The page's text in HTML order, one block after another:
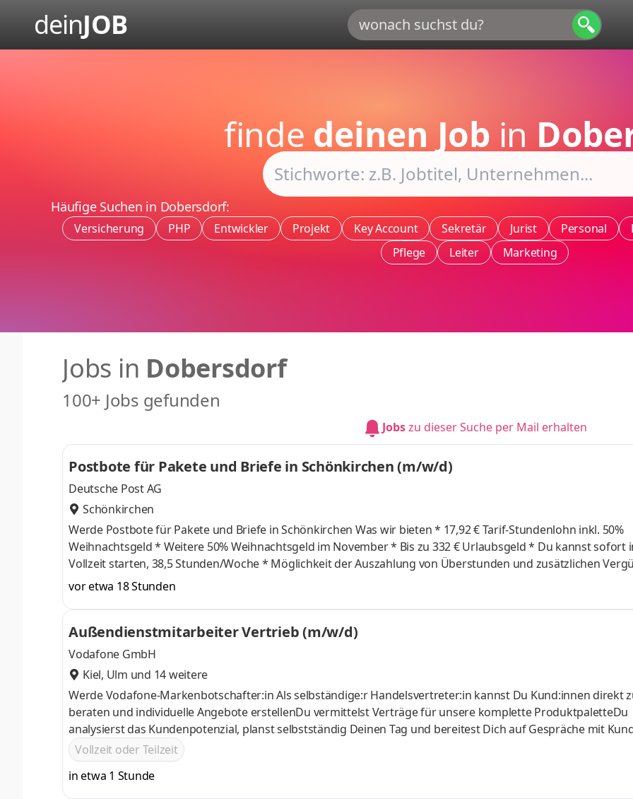
deinJOB
finde deinen Job in
Häufige Suchen in Dobersdorf:
Versicherung PHP Entwickler Projekt Key Account Sekretär Jurist Personal
Pflege
Leiter Marketing
Jobs in Dobersdorf
100+ Jobs gefunden
Jobszu dieser Suche per Mail erhalten
Postbote für Pakete und Briefe in Schönkirchen (m/w/d)
Deutsche Post AG
Schönkirchen
Werde Postbote für Pakete und Briefe in Schönkirchen Was wir bieten * 17,92 € Tarif-Stundenlohn inkl. 50%
Weihnachtsgeld * Weitere 50% Weihnachtsgeld im November * Bis zu 332 € Urlaubsgeld * Du kannst sofort in
Vollzeit starten, 38,5 Stunden/Woche * Möglichkeit der Auszahlung von Überstunden und zusätzlichen Vergütung
durch bspw. freiwillige Rufbereitschaft * Ein krisensicherer Arbeitsplatz, garantierte Gehaltssteigerung gemäß
vor etwa 18 Stunden
Außendienstmitarbeiter Vertrieb (m/w/d)
Vodafone GmbH
Kiel, Ulm und 14 weitere
Werde Vodafone-Markenbotschafter:in Als selbständige:r Handelsvertreter:in kannst Du Kund:innen direkt
beraten und individuelle Angebote erstellenDu vermittelst Verträge für unsere komplette ProduktpaletteDu
analysierst das Kundenpotenzial, planst selbstständig Deinen Tag und bereitest Dich auf Gespräche mit
vorDurch Deine kompetente Beratung bindest Du Kund:innen langfristig an Vodafone
Vollzeit oder Teilzeit
in etwa 1 Stunde